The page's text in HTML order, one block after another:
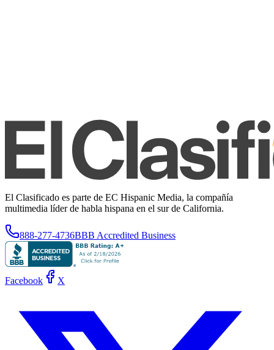
El Clasificado es parte de EC Hispanic Media, la compañía
multimedia líder de habla hispana en el sur de California.
888-277-4736BBB Accredited Business
Facebook X